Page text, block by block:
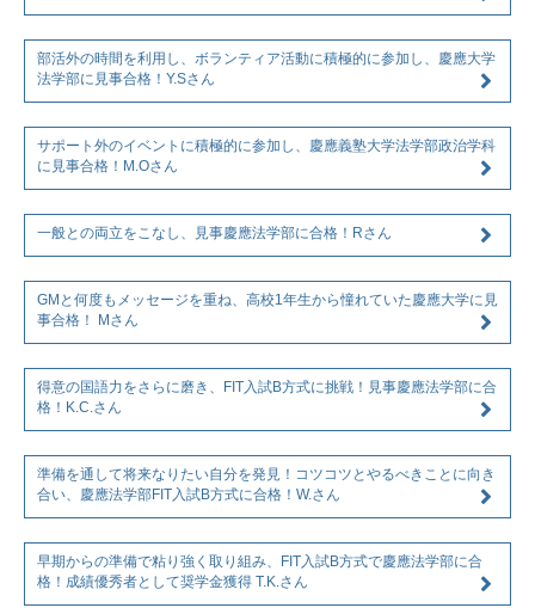
部活外の時間を利用し、ボランティア活動に積極的に参加し、慶應大学
法学部に見事合格！Y.Sさん
サポート外のイベントに積極的に参加し、慶應義塾大学法学部政治学科
に見事合格！M.Oさん
一般との両立をこなし、見事慶應法学部に合格！Rさん
GMと何度もメッセージを重ね、高校1年生から憧れていた慶應大学に見
事合格！ Mさん
得意の国語力をさらに磨き、FIT入試B方式に挑戦！見事慶應法学部に合
格！K.C.さん
準備を通して将来なりたい自分を発見！コツコツとやるべきことに向き
合い、慶應法学部FIT入試B方式に合格！W.さん
早期からの準備で粘り強く取り組み、FIT入試B方式で慶應法学部に合
格！成績優秀者として奨学金獲得 T.K.さん